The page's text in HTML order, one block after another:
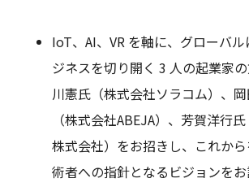
IoT、AI、VR を軸に、グローバ
ジネスを切り開く 3 人の起業家
川憲氏（株式会社ソラコム）、
（株式会社ABEJA）、芳賀洋行
株式会社）をお招きし、これか
術者への指針となるビジョンを